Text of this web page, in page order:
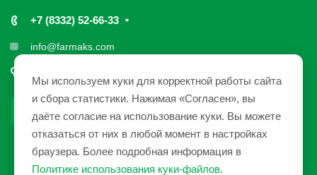
+7 (8332) 52-66-33
info@farmaks.com
1991 - 2026 © ЗАО «НПП «Фармакс»
Мы используем куки для корректной работы сайта
и сбора статистики. Нажимая «Согласен», вы
даёте согласие на использование куки. Вы можете
отказаться от них в любой момент в настройках
браузера. Более подробная информация в
Политике использования куки-файлов.